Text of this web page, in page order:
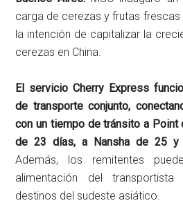
carga de cerezas y frutas frescas
la intención de capitalizar la
cerezas en China.
El servicio Cherry Express
de transporte conjunto,
con un tiempo de tránsito a Point
de 23 días, a Nansha de 25 y
Además, los remitentes
alimentación del
destinos del sudeste asiático.